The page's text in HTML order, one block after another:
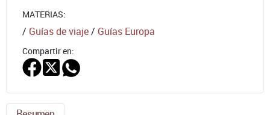
MATERIAS:
/ Guías de viaje/ Guías Europa
Compartir en: